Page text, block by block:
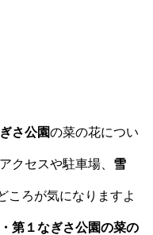
さ公園の菜の花につい
クセスや駐車場、 雪
ころが気になりますよ
第１なぎさ公園の菜の